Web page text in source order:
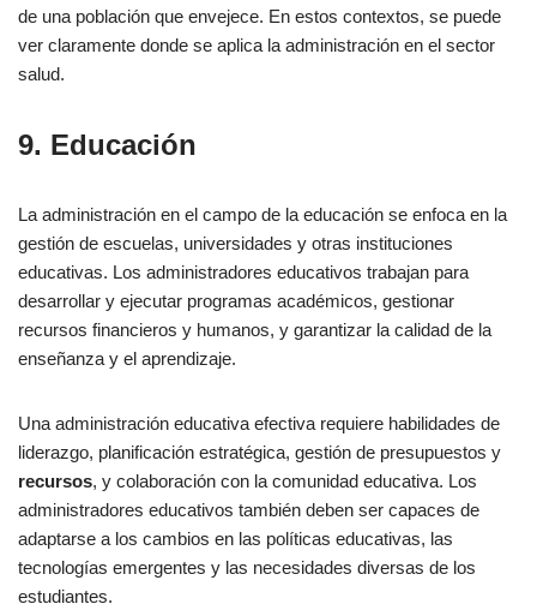
de una población que envejece. En estos contextos, se puede
ver claramente donde se aplica la administración en el sector
salud.
9. Educación
La administración en el campo de la educación se enfoca en la
gestión de escuelas, universidades y otras instituciones
educativas. Los administradores educativos trabajan para
desarrollar y ejecutar programas académicos, gestionar
recursos financieros y humanos, y garantizar la calidad de la
enseñanza y el aprendizaje.
Una administración educativa efectiva requiere habilidades de
liderazgo, planificación estratégica, gestión de presupuestos y
recursos, y colaboración con la comunidad educativa. Los
administradores educativos también deben ser capaces de
adaptarse a los cambios en las políticas educativas, las
tecnologías emergentes y las necesidades diversas de los
estudiantes.